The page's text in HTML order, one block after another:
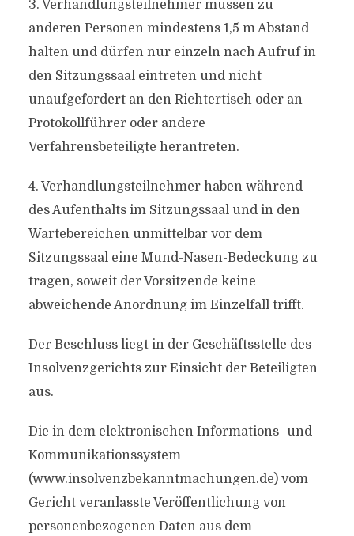
3. Verhandlungsteilnehmer müssen zu
anderen Personen mindestens 1,5 m Abstand
halten und dürfen nur einzeln nach Aufruf in
den Sitzungssaal eintreten und nicht
unaufgefordert an den Richtertisch oder an
Protokollführer oder andere
Verfahrensbeteiligte herantreten.
4. Verhandlungsteilnehmer haben während
des Aufenthalts im Sitzungssaal und in den
Wartebereichen unmittelbar vor dem
Sitzungssaal eine Mund-Nasen-Bedeckung zu
tragen, soweit der Vorsitzende keine
abweichende Anordnung im Einzelfall trifft.
Der Beschluss liegt in der Geschäftsstelle des
Insolvenzgerichts zur Einsicht der Beteiligten
aus.
Die in dem elektronischen Informations- und
Kommunikationssystem
(www.insolvenzbekanntmachungen.de) vom
Gericht veranlasste Veröffentlichung von
personenbezogenen Daten aus dem